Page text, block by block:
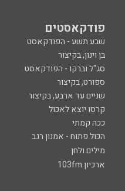
פודקאסטים
שבע תשע - הפודקאסט
בן וינון, בקיצור
סג"ל וברקו - הפודקאסט
ספורט, בקיצור
שניים עד ארבע, בקיצור
קרסו יוצא לאכול
ככה קמתי
הכול פתוח - אמנון רגב
מילים ולחן
ארכיון 103fm